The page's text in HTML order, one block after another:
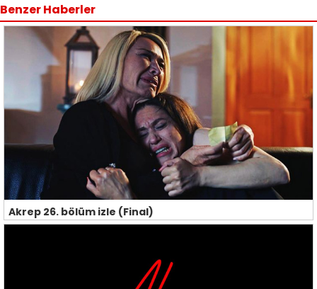
Benzer Haberler
Akrep 26. bölüm izle (Final)